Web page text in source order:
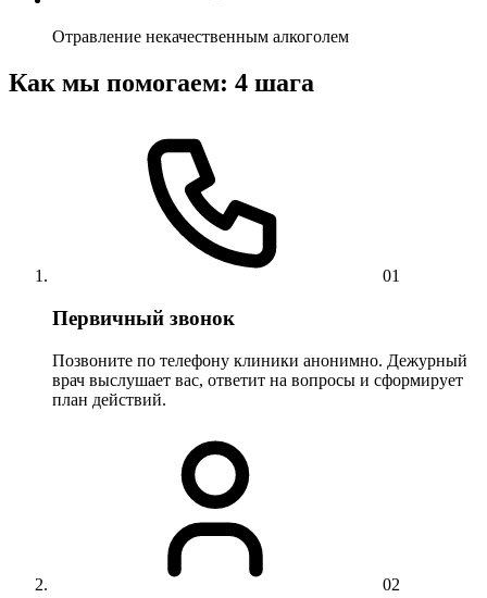
Отравление некачественным алкоголем
Как мы помогаем: 4 шага
01
Первичный звонок
Позвоните по телефону клиники анонимно. Дежурный
врач выслушает вас, ответит на вопросы и сформирует
план действий.
02